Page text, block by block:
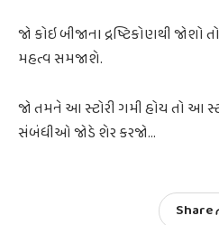
જો કોઇ બીજાના દ્રષ્ટિકોણથી જોશો
મહત્વ સમજાશે.
જો તમને આ સ્ટોરી ગમી હોય તો આ
સંબંધીઓ જોડે શેર કરજો...
Share